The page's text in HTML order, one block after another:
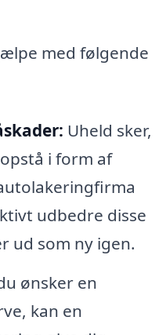
med følgende
Uheld sker,
i form af
udbedre disse
ud som ny igen.
ønsker en
kan en